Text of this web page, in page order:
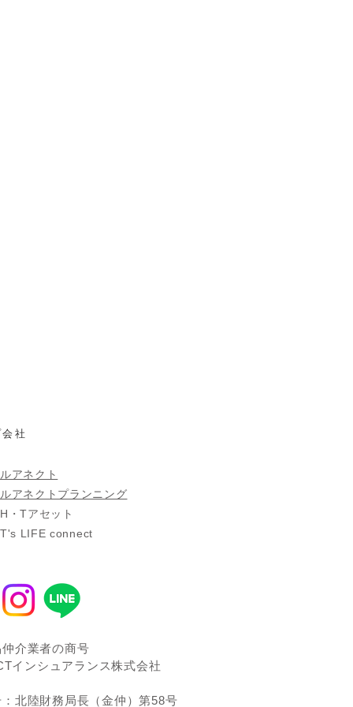
社
アネクト
アネクトプランニング
・Tアセット
LIFE connect
介業者の商号
インシュアランス株式会社
北陸財務局長（金仲）第58号